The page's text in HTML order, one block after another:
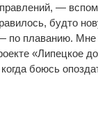
—
будто
по плаванию. Мне
«Липецкое
боюсь